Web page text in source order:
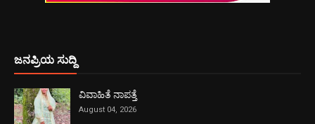
ಜನಪ್ರಿಯ ಸುದ್ದಿ
ವಿವಾಹಿತೆ ನಾಪತ್ತೆ
August 04, 2026